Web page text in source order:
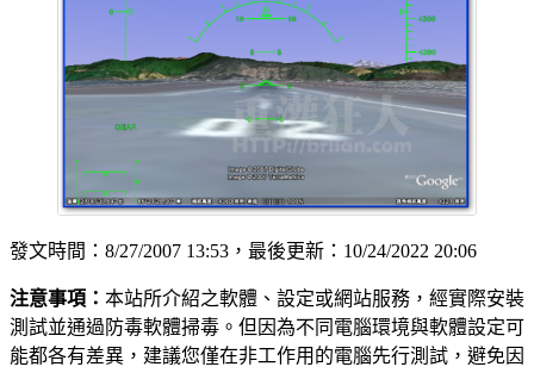
發文時間：8/27/2007 13:53，最後更新：10/24/2022 20:06
注意事項： 本站所介紹之軟體、設定或網站服務，經實際安裝
測試並通過防毒軟體掃毒。但因為不同電腦環境與軟體設定可
能都各有差異，建議您僅在非工作用的電腦先行測試，避免因